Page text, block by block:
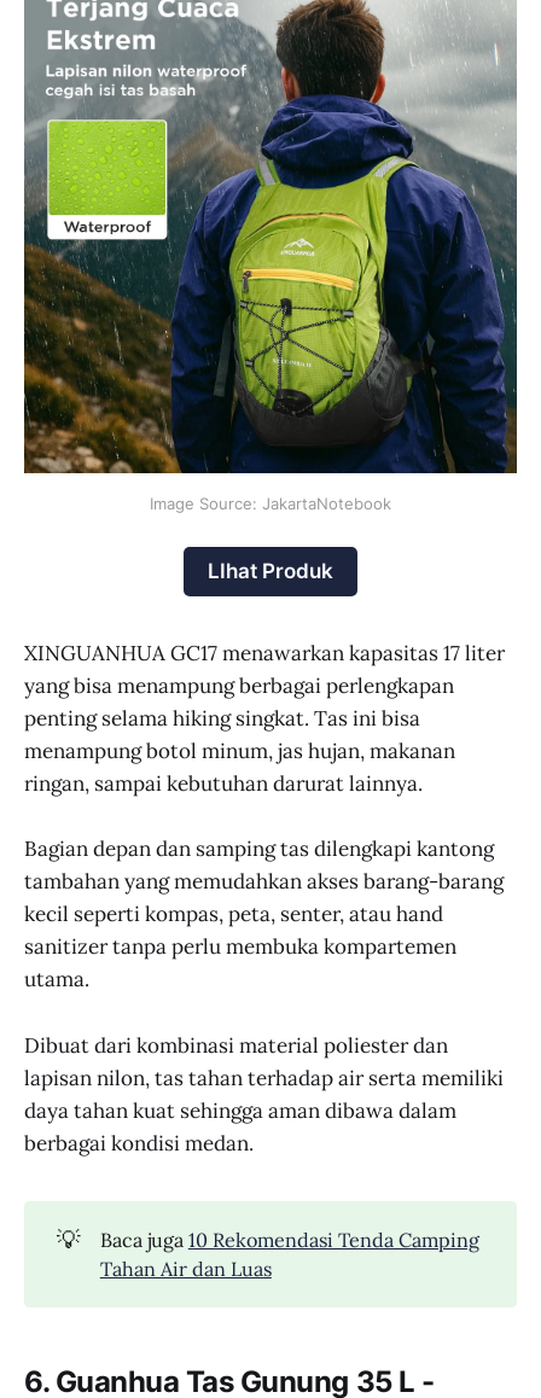
Image Source: JakartaNotebook
LIhat Produk
XINGUANHUA GC17 menawarkan kapasitas 17 liter
yang bisa menampung berbagai perlengkapan
penting selama hiking singkat. Tas ini bisa
menampung botol minum, jas hujan, makanan
ringan, sampai kebutuhan darurat lainnya.
Bagian depan dan samping tas dilengkapi kantong
tambahan yang memudahkan akses barang-barang
kecil seperti kompas, peta, senter, atau hand
sanitizer tanpa perlu membuka kompartemen
utama.
Dibuat dari kombinasi material poliester dan
lapisan nilon, tas tahan terhadap air serta memiliki
daya tahan kuat sehingga aman dibawa dalam
berbagai kondisi medan.
💡 Baca juga 10 Rekomendasi Tenda Camping
Tahan Air dan Luas
6. Guanhua Tas Gunung 35 L -